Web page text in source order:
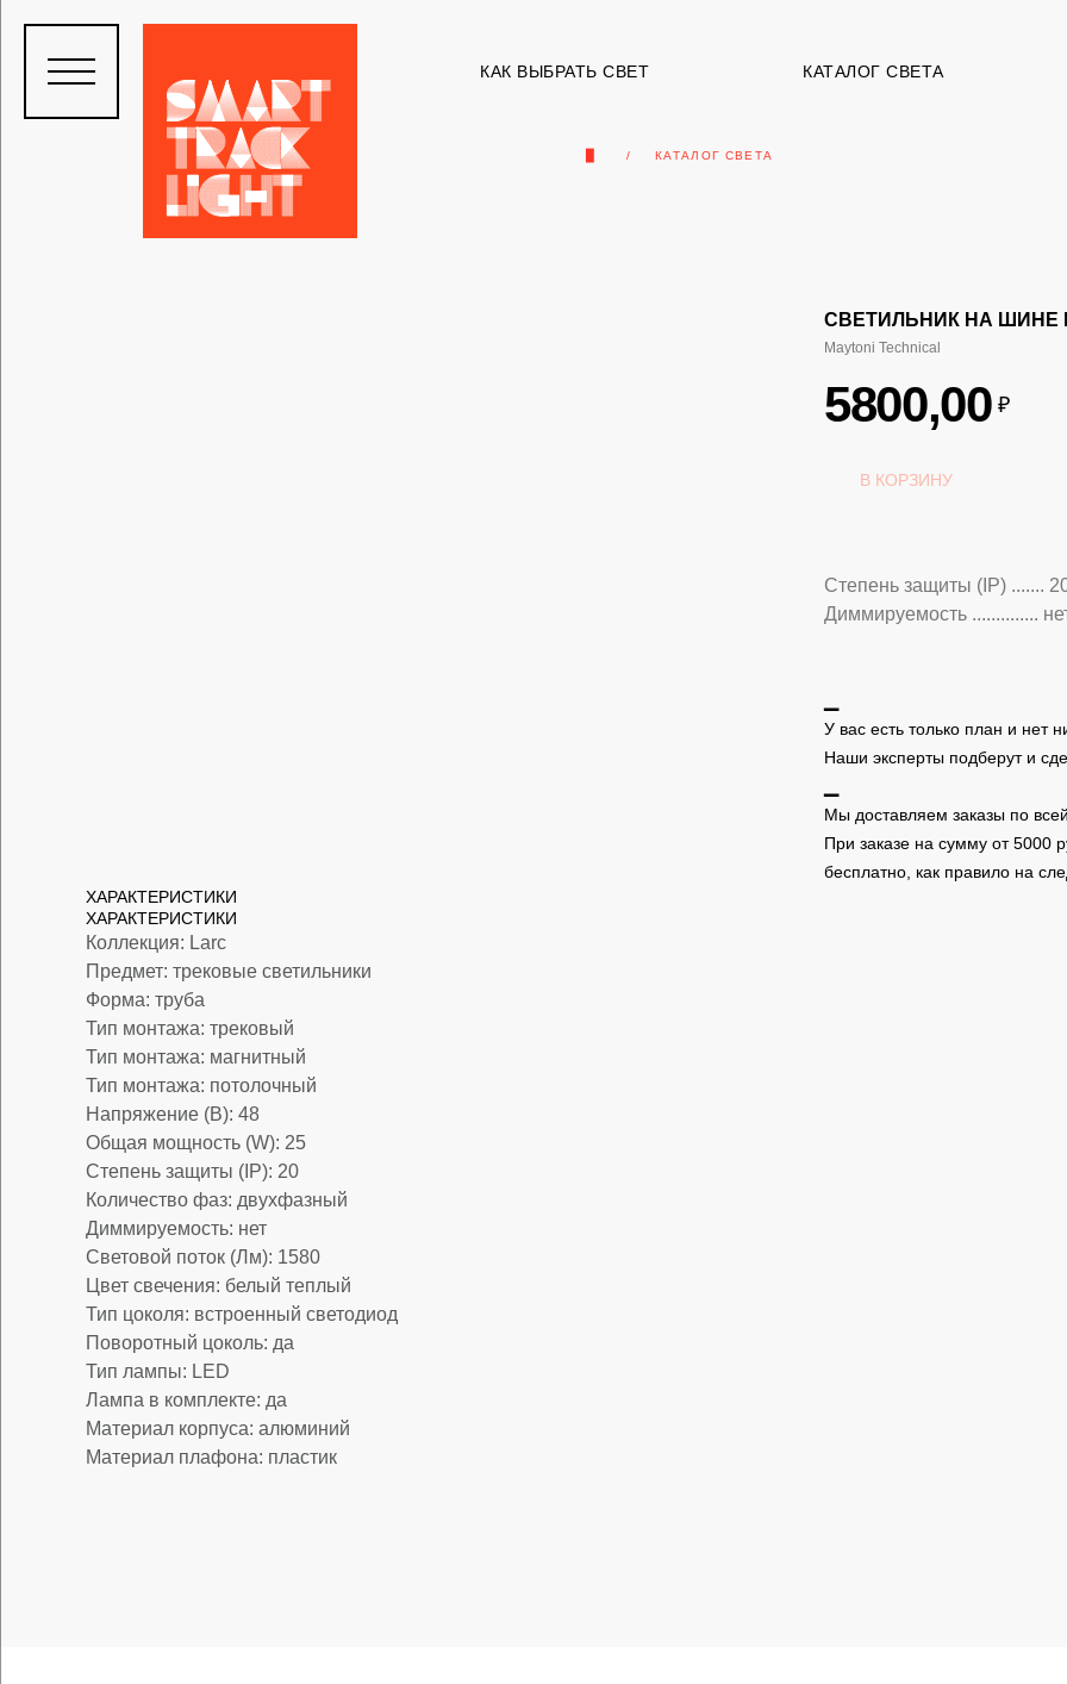
КАК ВЫБРАТЬ СВЕТ КАТАЛОГ СВЕТА
КАТАЛОГ СВЕТА
СВЕТИЛЬНИК НА ШИНЕ
Maytoni Technical
5800,00 ₽
В КОРЗИНУ
Степень защиты (IP) .......
Диммируемость ..............
У вас есть только план и нет
Наши эксперты подберут и
Мы доставляем заказы по
При заказе на сумму от
бесплатно, как правило на
ХАРАКТЕРИСТИКИ
ХАРАКТЕРИСТИКИ
Коллекция: Larc
Предмет: трековые светильники
Форма: труба
Тип монтажа: трековый
Тип монтажа: магнитный
Тип монтажа: потолочный
Напряжение (В): 48
Общая мощность (W): 25
Степень защиты (IP): 20
Количество фаз: двухфазный
Диммируемость: нет
Световой поток (Лм): 1580
Цвет свечения: белый теплый
Тип цоколя: встроенный светодиод
Поворотный цоколь: да
Тип лампы: LED
Лампа в комплекте: да
Материал корпуса: алюминий
Материал плафона: пластик